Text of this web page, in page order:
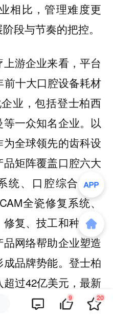
相比，管理难度更
段与节奏的把控。
游企业来看，平台
前十大口腔设备耗材
业，包括登士柏西
一众知名企业。以
全球领先的齿科设
矩阵覆盖口腔六大
统、口腔综合治疗
全瓷修复系统、
复、技工和种植领
网络帮助企业塑造
品牌势能。登士柏
过42亿美元，最新
9 20